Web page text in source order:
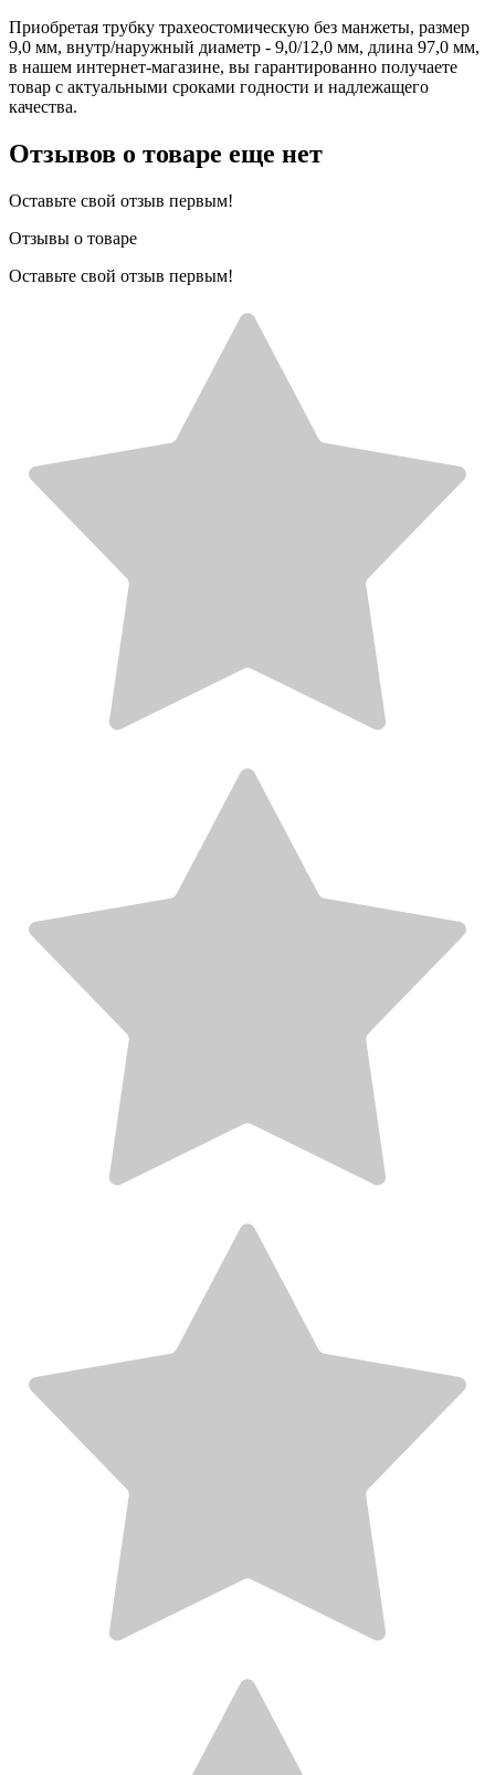
Приобретая трубку трахеостомическую без манжеты, размер
9,0 мм, внутр/наружный диаметр - 9,0/12,0 мм, длина 97,0 мм,
в нашем интернет-магазине, вы гарантированно получаете
товар с актуальными сроками годности и надлежащего
качества.
Отзывов о товаре еще нет
Оставьте свой отзыв первым!
Отзывы о товаре
Оставьте свой отзыв первым!